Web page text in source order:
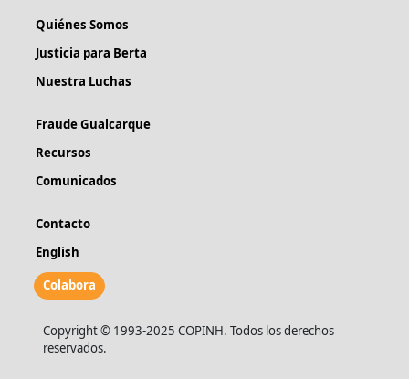
Quiénes Somos
Justicia para Berta
Nuestra Luchas
Fraude Gualcarque
Recursos
Comunicados
Contacto
English
Colabora
Copyright © 1993-2025 COPINH. Todos los derechos
reservados.